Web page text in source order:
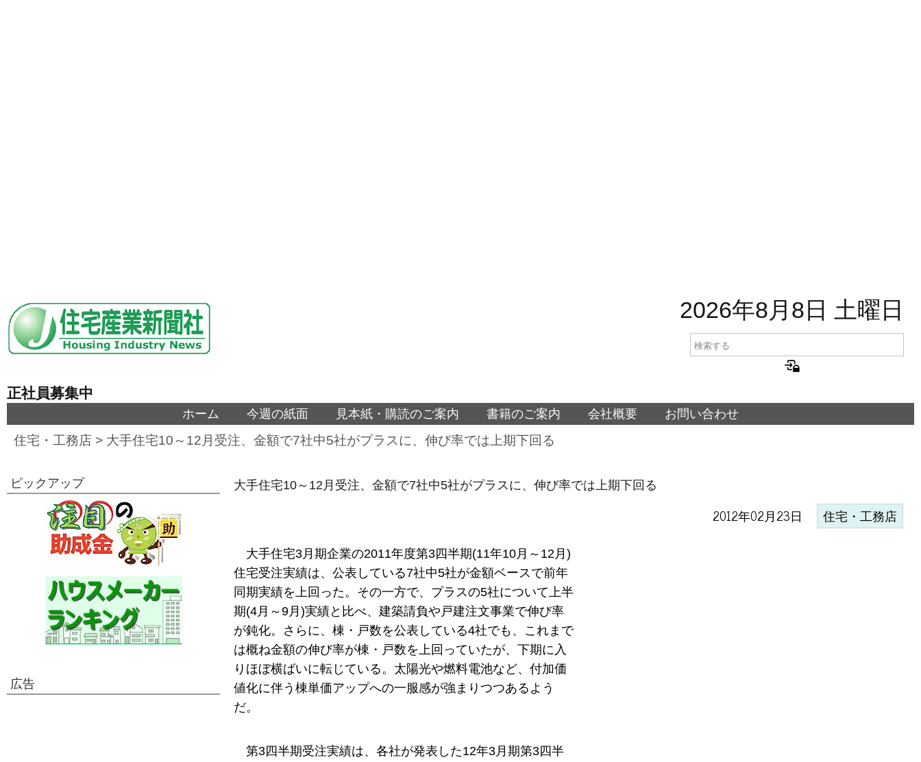
2026年8月8日 土曜日
正社員募集中
ホーム 今週の紙面 見本紙・購読のご案内 書籍のご案内 会社概要 お問い合わせ
住宅・工務店 > 大手住宅10～12月受注、金額で7社中5社がプラスに、伸び率では上期下回る
大手住宅10～12月受注、金額で7社中5社がプラスに、伸び率では上期下回る
2012年02月23日 住宅・工務店
大手住宅3月期企業の2011年度第3四半期(11年10月～12月)
住宅受注実績は、公表している7社中5社が金額ベースで前年
同期実績を上回った。その一方で、プラスの5社について上半
期(4月～9月)実績と比べ、建築請負や戸建注文事業で伸び率
が鈍化。さらに、棟・戸数を公表している4社でも、これまで
は概ね金額の伸び率が棟・戸数を上回っていたが、下期に入
りほぼ横ばいに転じている。太陽光や燃料電池など、付加価
値化に伴う棟単価アップへの一服感が強まりつつあるよう
だ。
第3四半期受注実績は、各社が発表した12年3月期第3四半
ピックアップ
広告